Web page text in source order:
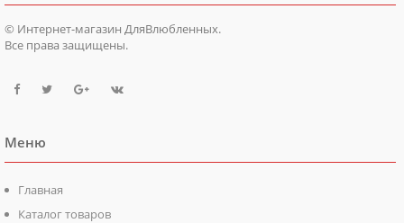
© Интернет-магазин ДляВлюбленных.
Все права защищены.
Меню
Главная
Каталог товаров